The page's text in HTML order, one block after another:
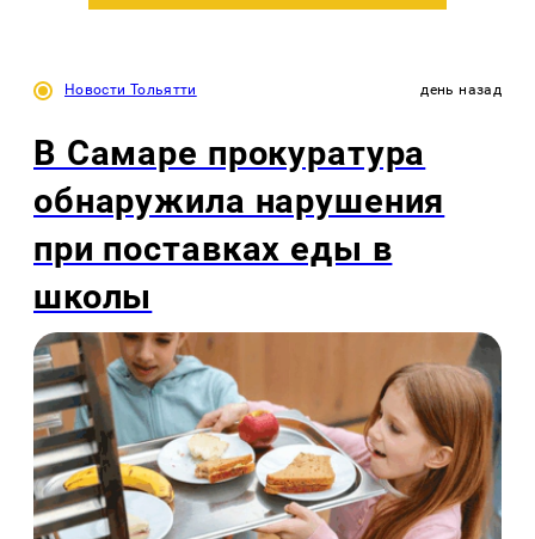
Новости Тольятти день назад
В Самаре прокуратура
обнаружила нарушения
при поставках еды в
школы